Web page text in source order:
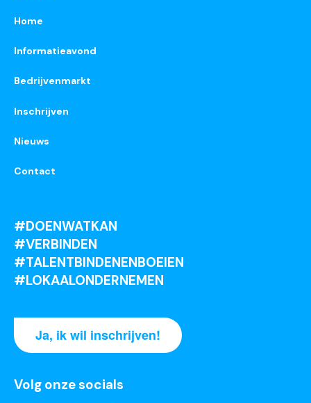
Home
Informatieavond
Bedrijvenmarkt
Inschrijven
Nieuws
Contact
#DOENWATKAN
#VERBINDEN
#TALENTBINDENENBOEIEN
#LOKAALONDERNEMEN
Ja, ik wil inschrijven!
Volg onze socials